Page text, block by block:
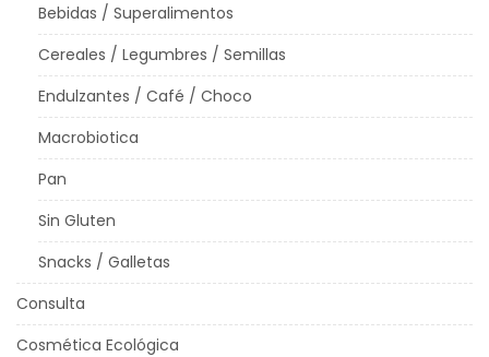
Bebidas / Superalimentos
Cereales / Legumbres / Semillas
Endulzantes / Café / Choco
Macrobiotica
Pan
Sin Gluten
Snacks / Galletas
Consulta
Cosmética Ecológica